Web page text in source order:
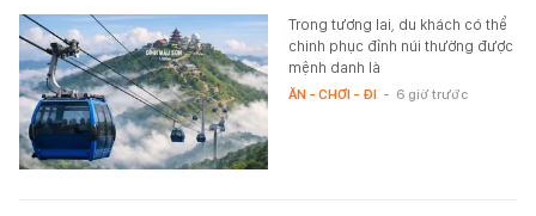
Trong tương lai, du khách có thể
chinh phục đỉnh núi thường được
mệnh danh là
ĂN - CHƠI - ĐI - 6 giờ trước